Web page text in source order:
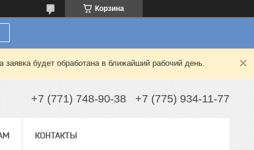
Корзина
будет обработана в ближайший рабочий день.
+7 (771) 748-90-38 +7 (775) 934-11-77
КОНТАКТЫ